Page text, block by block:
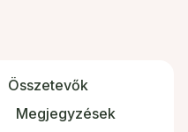
Összetevők
Megjegyzések